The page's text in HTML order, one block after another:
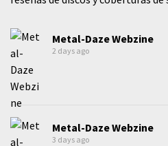
Metal-Daze Webzine
2 days ago
Metal-Daze Webzine
3 days ago